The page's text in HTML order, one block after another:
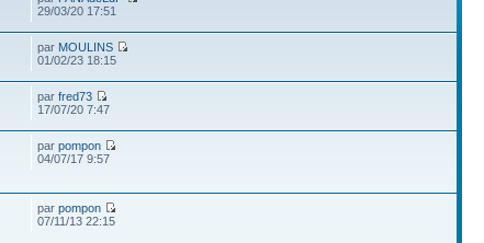
29/03/20 17:51
par MOULINS
01/02/23 18:15
parfred73
17/07/20 7:47
parpompon
04/07/17 9:57
parpompon
07/11/13 22:15